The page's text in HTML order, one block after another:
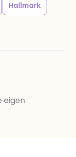
Hallmark
eigen